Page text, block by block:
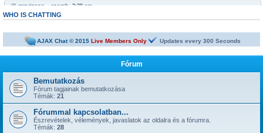
@mrarizona « szomb. 3:29 am »
Bobabeten a futtbal vb miatt minden napra jut egy legalább egy freepick
sziasztok!
@mamus67 « kedd 4:53 pm »
Neked is
jónapot
@szepbalazs « kedd 8:22 am »
has started a new topic:
@Admin « hétf. 8:49 pm »
has started a new topic:Újabb 1 év, gyerünk-gyerünk tovább
WHO IS CHATTING
AJAX Chat © 2015 Live Members Only Updates every 300 Seconds
Fórum
Bemutatkozás
Fórum tagjainak bemutatkozása
Témák: 21
Fórummal kapcsolatban...
Észrevételek, vélemények, javaslatok az oldalra és a fórumra.
Témák: 28